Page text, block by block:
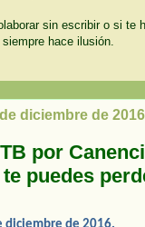
sin escribir o si te
hace ilusión.
diciembre de 2016
por
puedes